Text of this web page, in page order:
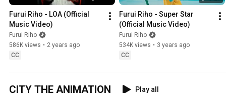
Furui Riho - LOA (Official
Music Video)
Furui Riho
586K views • 2 years ago
CC
Furui Riho - Super Star
(Official Music Video)
Furui Riho
534K views • 3 years ago
CC
CITY THE ANIMATION Play all